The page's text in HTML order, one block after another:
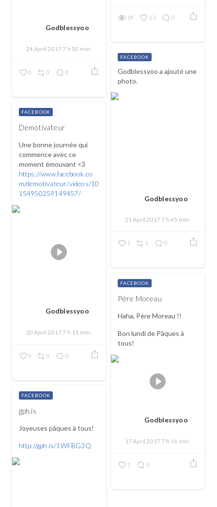
Godblessyoo
24 April 2017 7 h 50 min
0 0 0
1K 13 0
Godblessyoo a ajouté une
photo.
Godblessyoo
21 April 2017 7 h 45 min
FACEBOOK
1 1 0
Demotivateur
Une bonne journée qui
commence avec ce
moment émouvant <3
https://www.facebook.co
m/demotivateur/videos/10
154950259149457/
Godblessyoo
20 April 2017 7 h 11 min
FACEBOOK
0 0 0
Père Moreau
Haha, Père Moreau !!
Bon lundi de Pâques à
tous!
Godblessyoo
17 April 2017 7 h 14 min
FACEBOOK
1 0
gph.is
Joyeuses pâques à tous!
http://gph.is/1WFBG3Q
FACEBOOK